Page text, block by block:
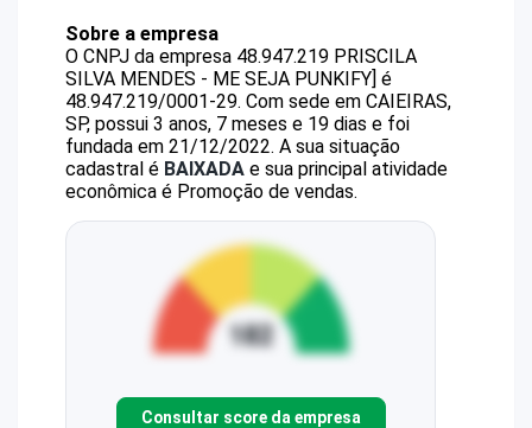
Sobre a empresa
O CNPJ da empresa 48.947.219 PRISCILA
SILVA MENDES - ME SEJA PUNKIFY] é
48.947.219/0001-29. Com sede em CAIEIRAS,
SP, possui 3 anos, 7 meses e 19 dias e foi
fundada em 21/12/2022. A sua situação
cadastral é BAIXADA e sua principal atividade
econômica é Promoção de vendas.
Consultar score da empresa